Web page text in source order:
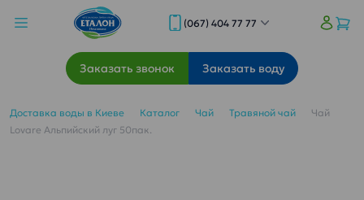
(067) 404 77 77
Заказать звонок Заказать воду
Доставка воды в Киеве Каталог Чай Травяной чай
Чай
Lovare Альпийский луг 50пак.